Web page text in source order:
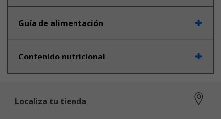
Guía de alimentación
Contenido nutricional
Localiza tu tienda